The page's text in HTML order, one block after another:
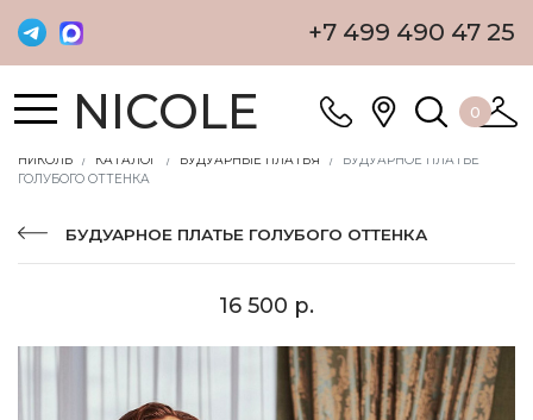
+7 499 490 47 25
NICOLE 0
НИКОЛЬ КАТАЛОГ БУДУАРНЫЕ ПЛАТЬЯ
БУДУАРНОЕ ПЛАТЬЕ
ГОЛУБОГО ОТТЕНКА
БУДУАРНОЕ ПЛАТЬЕ ГОЛУБОГО ОТТЕНКА
16 500 р.